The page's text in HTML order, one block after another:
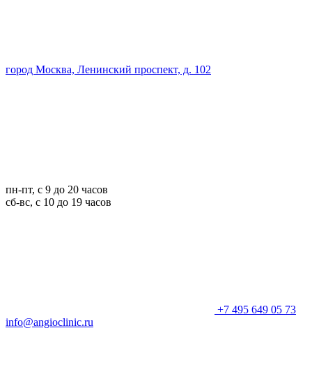
город Москва, Ленинский проспект, д. 102
пн-пт, с 9 до 20 часов
сб-вс, с 10 до 19 часов
+7 495 649 05 73
info@angioclinic.ru